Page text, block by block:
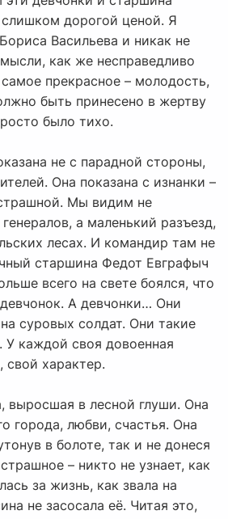
слишком дорогой ценой. Я
Васильева и никак не
как же несправедливо
прекрасное – молодость,
быть принесено в жертву
было тихо.
не с парадной стороны,
Она показана с изнанки –
Мы видим не
а маленький разъезд,
лесах. И командир там не
старшина Федот Евграфыч
всего на свете боялся, что
А девчонки… Они
суровых солдат. Они такие
каждой своя довоенная
характер.
выросшая в лесной глуши. Она
города, любви, счастья. Она
в болоте, так и не донеся
– никто не узнает, как
за жизнь, как звала на
не засосала её. Читая это,